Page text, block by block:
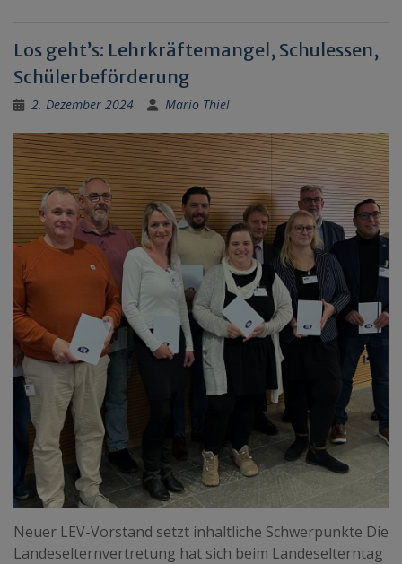
Los geht’s: Lehrkräftemangel, Schulessen,
Schülerbeförderung
2. Dezember 2024 Mario Thiel
Neuer LEV-Vorstand setzt inhaltliche Schwerpunkte Die
Landeselternvertretung hat sich beim Landeselterntag